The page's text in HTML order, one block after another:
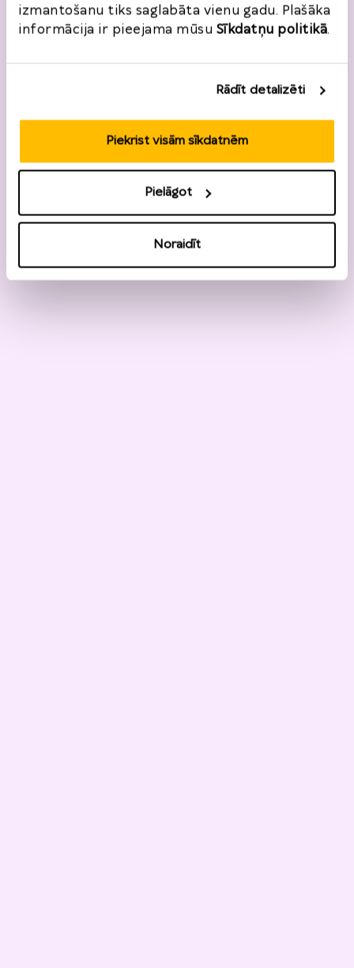
izmantošanu tiks saglabāta vienu gadu. Plašāka
informācija ir pieejama mūsu Sīkdatņu politikā.
Rādīt detalizēti
Piekrist visām sīkdatnēm
Pielāgot
Noraidīt